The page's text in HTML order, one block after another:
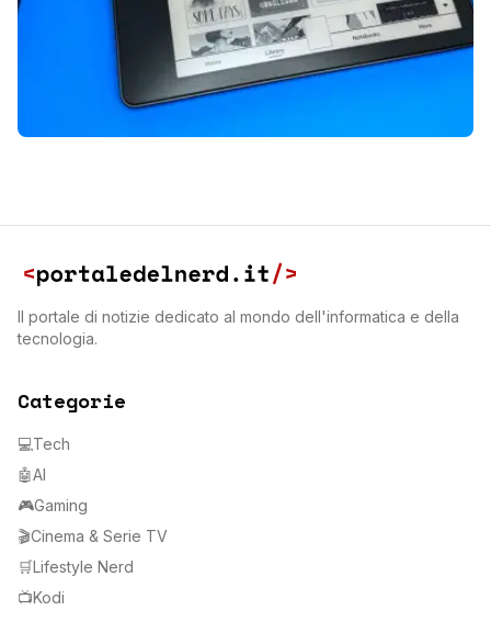
Il portale di notizie dedicato al mondo dell'informatica e della
tecnologia.
Categorie
💻Tech
🤖AI
🎮Gaming
🎬Cinema & Serie TV
🛒Lifestyle Nerd
📺Kodi